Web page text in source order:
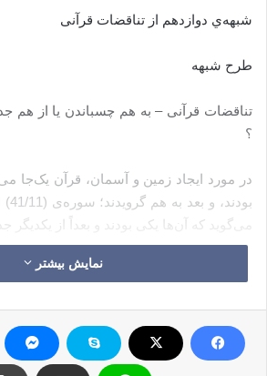
شبهه‌ي دوازدهم از تناقضات قرآنی
طرح شبهه
تناقضات قرآنی – به هم چسباندن یا از هم
؟
در مورد ایجاد زمین و آسمان، قرآن یک‌جا
می‌گوید که آن‌ها یکی بودند و بعداً از یکدیگر
1ـ ‏ ثُمَّ اسْتَوَى إِلَى السَّمَاء وَهِيَ دُخَانٌ فَقَالَ
كَرْهاً قَالَتَا أَتَيْنَا طَائِعِينَ [فصّلت/11]
نمایش بیشتر